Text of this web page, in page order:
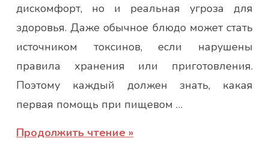
дискомфорт, но и реальная угроза для
здоровья. Даже обычное блюдо может стать
источником токсинов, если нарушены
правила хранения или приготовления.
Поэтому каждый должен знать, какая
первая помощь при пищевом …
Продолжить чтение